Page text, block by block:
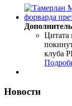
Цитата
клуба
Новости